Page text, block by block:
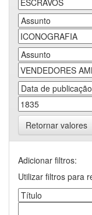
Retornar valores
Adicionar filtros:
Utilizar filtros para